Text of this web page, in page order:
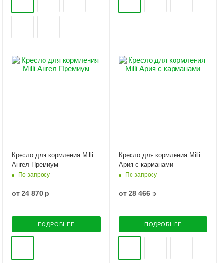
Кресло для кормления Milli
Ангел Премиум
По запросу
от 24 870 р
ПОДРОБНЕЕ
Кресло для кормления Milli
Ария с карманами
По запросу
от 28 466 р
ПОДРОБНЕЕ